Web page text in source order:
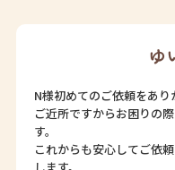
ゆ
N様初めてのご依頼をあり
ご近所ですからお困りの
す。
これからも安心してご依